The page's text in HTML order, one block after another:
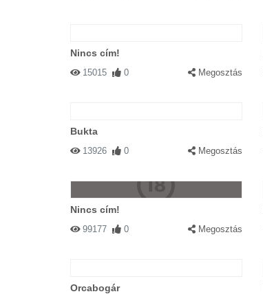
Nincs cím!
15015 0 Megosztás
Bukta
13926 0 Megosztás
Nincs cím!
99177 0 Megosztás
Orcabogár